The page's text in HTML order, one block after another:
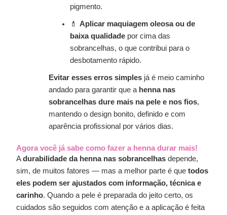
pigmento.
💄Aplicar maquiagem oleosa ou de
baixa qualidade por cima das
sobrancelhas, o que contribui para o
desbotamento rápido.
Evitar esses erros simples já é meio caminho
andado para garantir que a henna nas
sobrancelhas dure mais na pele e nos fios,
mantendo o design bonito, definido e com
aparência profissional por vários dias.
Agora você já sabe como fazer a henna durar mais!
Adurabilidade da henna nas sobrancelhas depende,
sim, de muitos fatores — mas a melhor parte é quetodos
eles podem ser ajustados com informação, técnica e
carinho. Quando a pele é preparada do jeito certo, os
cuidados são seguidos com atenção e a aplicação é feita